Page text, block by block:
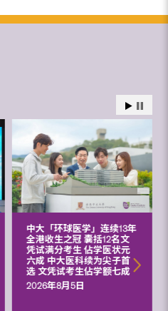
中大「环球医学」连续13年
全港收生之冠 囊括12名文
凭试满分考生 佔学医状元
六成 中大医科续为尖子首
选 文凭试考生佔学额七成
2026年8月5日